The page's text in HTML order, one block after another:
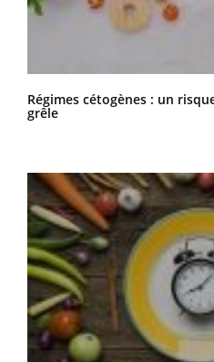
Régimes cétogènes : un
grêle